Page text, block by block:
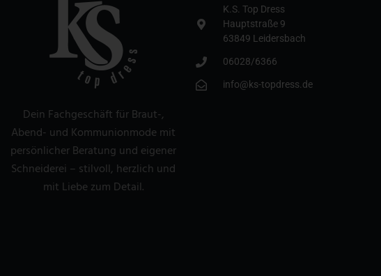
Dein Fachgeschäft für Braut-,
Abend- und Kommunionmode mit
persönlicher Beratung und eigener
Schneiderei – stilvoll, herzlich und
mit Liebe zum Detail.
K.S. Top Dress
Hauptstraße 9
63849 Leidersbach
06028/6366
info@ks-topdress.de